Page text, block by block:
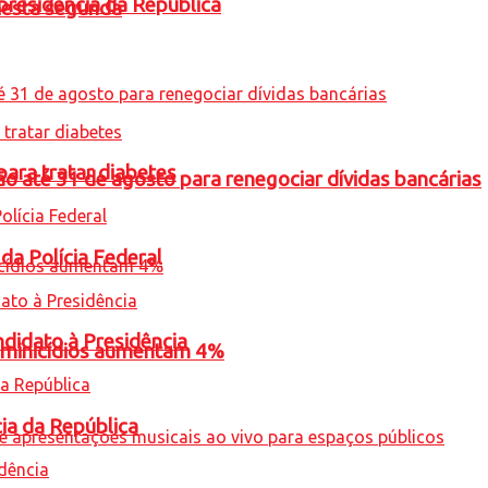
segunda
até 31 de agosto para renegociar dívidas bancárias
aumentam 4%
tratar diabetes
Polícia Federal
à Presidência
da República